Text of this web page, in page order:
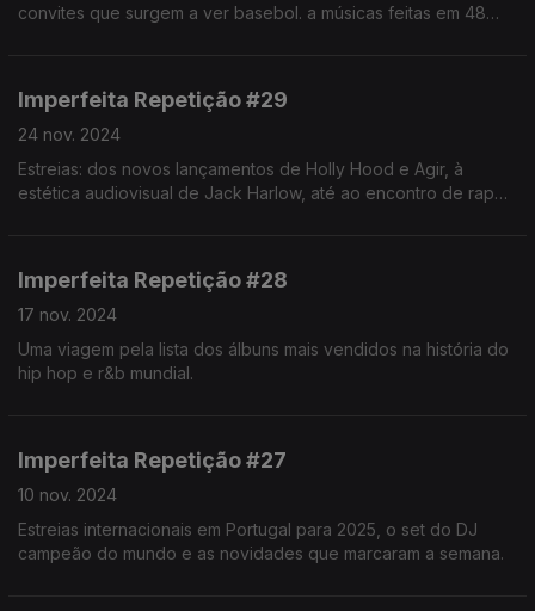
convites que surgem a ver basebol. a músicas feitas em 48
Imperfeita Repetição #29
24 nov. 2024
Estreias: dos novos lançamentos de Holly Hood e Agir, à
estética audiovisual de Jack Harlow, até ao encontro de rap
Imperfeita Repetição #28
17 nov. 2024
Uma viagem pela lista dos álbuns mais vendidos na história do
hip hop e r&b mundial.
Imperfeita Repetição #27
10 nov. 2024
Estreias internacionais em Portugal para 2025, o set do DJ
campeão do mundo e as novidades que marcaram a semana.